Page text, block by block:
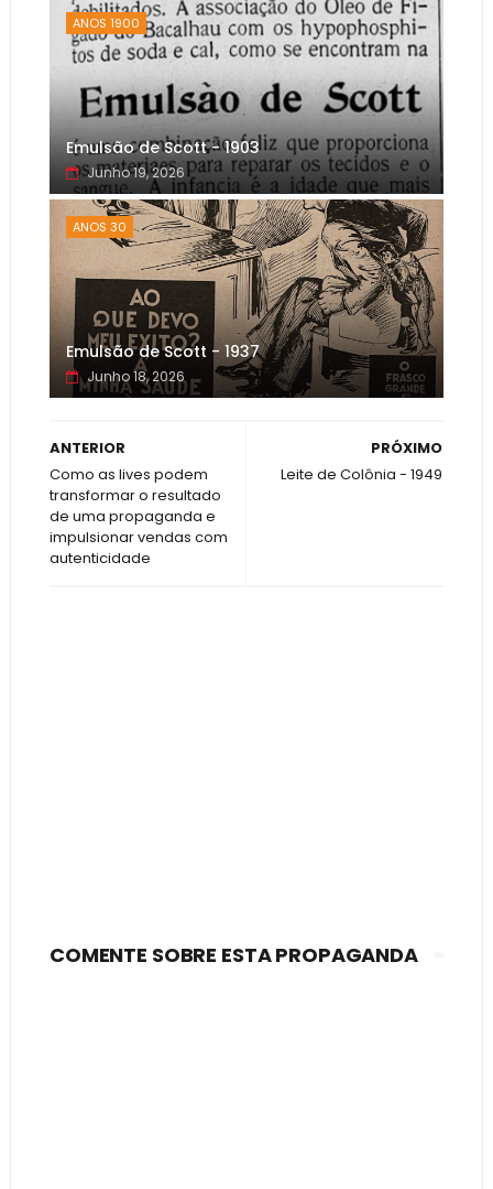
ANOS 1900
Emulsão de Scott - 1903
Junho 19, 2026
ANOS 30
Emulsão de Scott - 1937
Junho 18, 2026
PRÓXIMO
Leite de Colônia - 1949
ANTERIOR
Como as lives podem
transformar o resultado
de uma propaganda e
impulsionar vendas com
autenticidade
COMENTE SOBRE ESTA PROPAGANDA